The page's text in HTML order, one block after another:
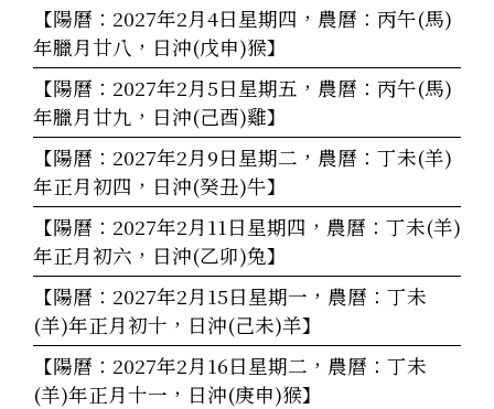
【陽曆：2027年2月4日星期四，農曆：丙午(馬)
年臘月廿八，日沖(戊申)猴】
【陽曆：2027年2月5日星期五，農曆：丙午(馬)
年臘月廿九，日沖(己酉)雞】
【陽曆：2027年2月9日星期二，農曆：丁未(羊)
年正月初四，日沖(癸丑)牛】
【陽曆：2027年2月11日星期四，農曆：丁未(羊)
年正月初六，日沖(乙卯)兔】
【陽曆：2027年2月15日星期一，農曆：丁未
(羊)年正月初十，日沖(己未)羊】
【陽曆：2027年2月16日星期二，農曆：丁未
(羊)年正月十一，日沖(庚申)猴】